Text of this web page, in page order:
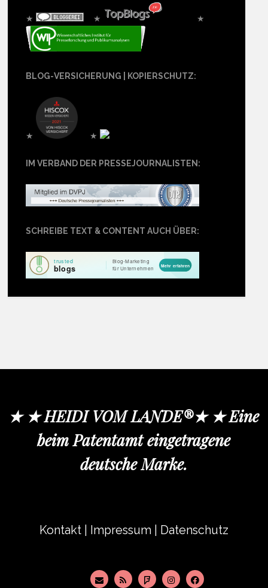
★ ★ ★
BLOG-VERSICHERUNG | KOPIERSCHUTZ:
★ ★
IM VERBAND DER PRESSEJOURNALISTEN:
SCHREIBE TEXT & CONTENT AUCH ÜBER:
★ ★ HEIDI VOM LANDE®★ ★ Eine
beim Patentamt eingetragene
deutsche Marke.
Kontakt Impressum Datenschutz